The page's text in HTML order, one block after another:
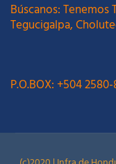
Búscanos: Tenemos
Tegucigalpa,
P.O.BOX: +504